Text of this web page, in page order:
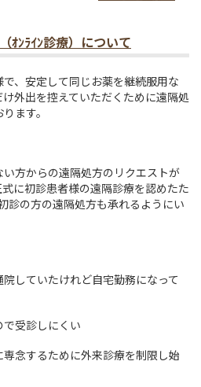
ｵﾝﾗｲﾝ診療）について
、安定して同じお薬を継続服用な
外出を控えていただくために遠隔処
ます。
方からの遠隔処方のリクエストが
に初診患者様の遠隔診療を認めたた
診の方の遠隔処方も承れるようにい
していたけれど自宅勤務になって
受診しにくい
念するために外来診療を制限し始